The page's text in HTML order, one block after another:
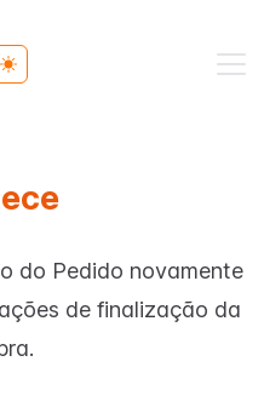
Toggle theme
do Pedido novamente
de finalização da